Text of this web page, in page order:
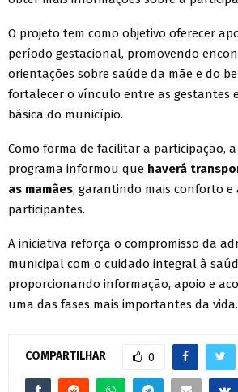
O projeto tem como objetivo oferecer
período gestacional, promovendo
orientações sobre saúde da mãe e do
fortalecer o vínculo entre as gestantes
básica do município.
Como forma de facilitar a participação,
programa informou que haverá
as mamães, garantindo mais conforto e
participantes.
A iniciativa reforça o compromisso da
municipal com o cuidado integral à
proporcionando informação, apoio e
uma das fases mais importantes da vida.
COMPARTILHAR 0